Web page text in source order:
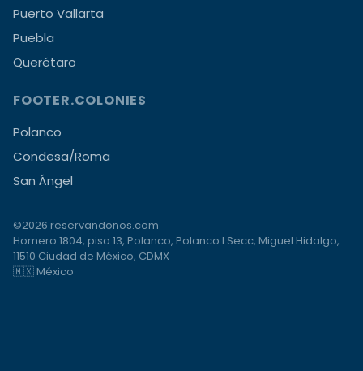
Puerto Vallarta
Puebla
Querétaro
FOOTER.COLONIES
Polanco
Condesa/Roma
San Ángel
©2026 reservandonos.com
Homero 1804, piso 13, Polanco, Polanco I Secc, Miguel Hidalgo,
11510 Ciudad de México, CDMX
🇲🇽 México